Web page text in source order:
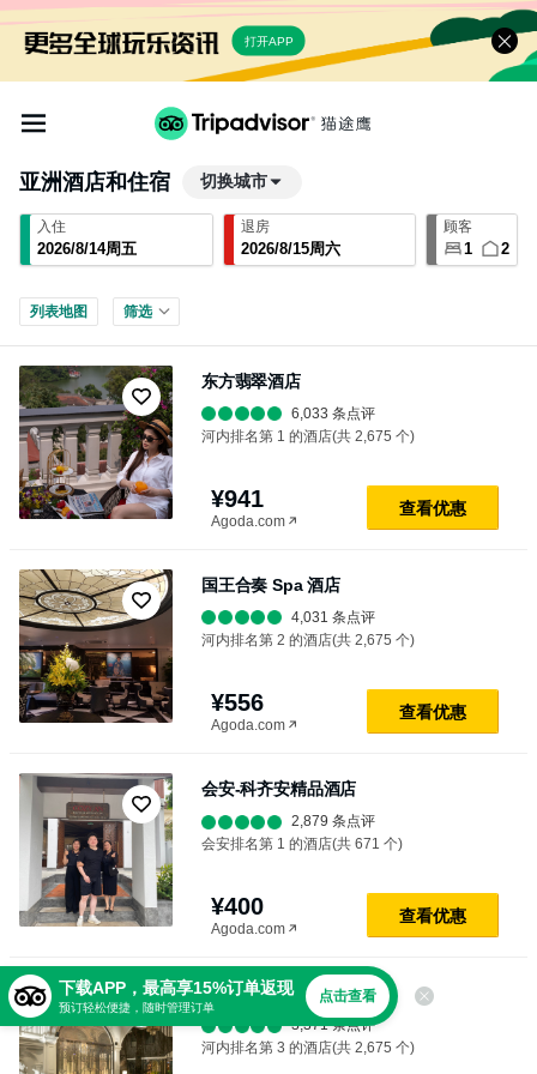
打开APP
亚洲酒店和住宿 切换城市
入住
2026/8/14周五
退房
2026/8/15周六
顾客
1 2
列表地图 筛选
东方翡翠酒店
¥941
Agoda.com
查⁠看⁠优⁠惠
6,033 条点评
河内排名第 1 的酒店(共 2,675 个)
国王合奏 Spa 酒店
¥556
Agoda.com
查⁠看⁠优⁠惠
4,031 条点评
河内排名第 2 的酒店(共 2,675 个)
会安-科齐安精品酒店
¥400
Agoda.com
查⁠看⁠优⁠惠
2,879 条点评
会安排名第 1 的酒店(共 671 个)
Meritel Hanoi
3,371 条点评
河内排名第 3 的酒店(共 2,675 个)
下载APP，最高享15%订单返现
预订轻松便捷，随时管理订单
点击查看